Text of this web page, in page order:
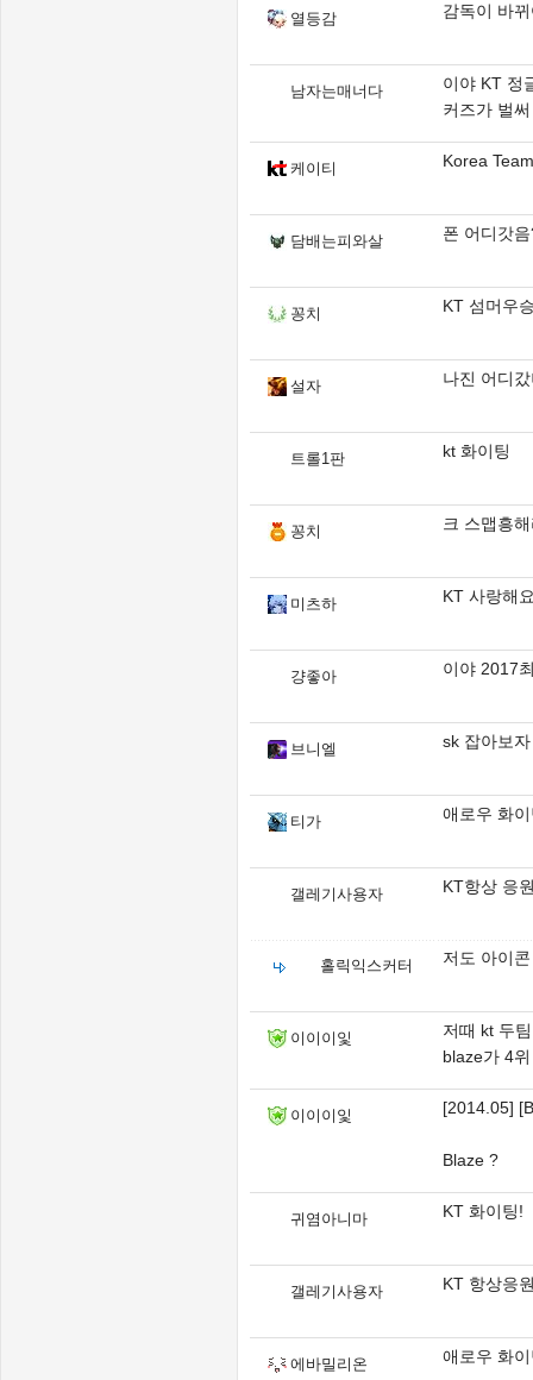
열등감 감독이 바
남자는매너다
이야 KT 정
커즈가 벌
케이티 Korea Team
담배는피와살 폰 어디갓
꽁치 KT 섬머우
설자 나진 어디
트롤1판 kt 화이팅
꽁치 크 스맵흥
미츠하 KT 사랑해
걍좋아 이야 2017
브니엘 sk 잡아보자
티가 애로우 화
갤레기사용자 KT항상 응
홀릭익스커터 저도 아이
이이이잋
저때 kt 두
blaze가 4
이이이잋 [2014.05]
Blaze ?
귀염아니마 KT 화이팅!
갤레기사용자 KT 항상응
에바밀리온 애로우 화